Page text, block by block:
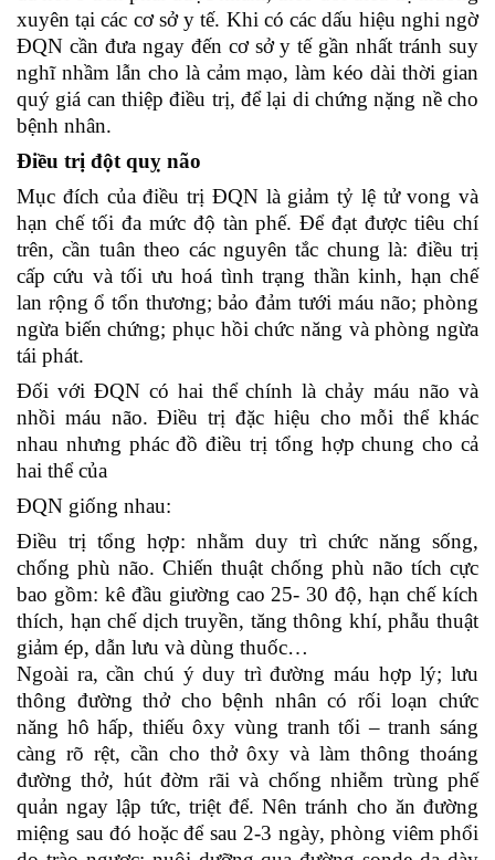
xuyên tại các cơ sở y tế. Khi có các dấu hiệu nghi ngờ
ĐQN cần đưa ngay đến cơ sở y tế gần nhất tránh suy
nghĩ nhầm lẫn cho là cảm mạo, làm kéo dài thời gian
quý giá can thiệp điều trị, để lại di chứng nặng nề cho
bệnh nhân.
Điều trị đột quỵ não
Mục đích của điều trị ĐQN là giảm tỷ lệ tử vong và
hạn chế tối đa mức độ tàn phế. Để đạt được tiêu chí
trên, cần tuân theo các nguyên tắc chung là: điều trị
cấp cứu và tối ưu hoá tình trạng thần kinh, hạn chế
lan rộng ổ tổn thương; bảo đảm tưới máu não; phòng
ngừa biến chứng; phục hồi chức năng và phòng ngừa
tái phát.
Đối với ĐQN có hai thể chính là chảy máu não và
nhồi máu não. Điều trị đặc hiệu cho mỗi thể khác
nhau nhưng phác đồ điều trị tổng hợp chung cho cả
hai thể của
ĐQN giống nhau:
Điều trị tổng hợp: nhằm duy trì chức năng sống,
chống phù não. Chiến thuật chống phù não tích cực
bao gồm: kê đầu giường cao 25- 30 độ, hạn chế kích
thích, hạn chế dịch truyền, tăng thông khí, phẫu thuật
giảm ép, dẫn lưu và dùng thuốc…
Ngoài ra, cần chú ý duy trì đường máu hợp lý; lưu
thông đường thở cho bệnh nhân có rối loạn chức
năng hô hấp, thiếu ôxy vùng tranh tối – tranh sáng
càng rõ rệt, cần cho thở ôxy và làm thông thoáng
đường thở, hút đờm rãi và chống nhiễm trùng phế
quản ngay lập tức, triệt để. Nên tránh cho ăn đường
miệng sau đó hoặc để sau 2-3 ngày, phòng viêm phổi